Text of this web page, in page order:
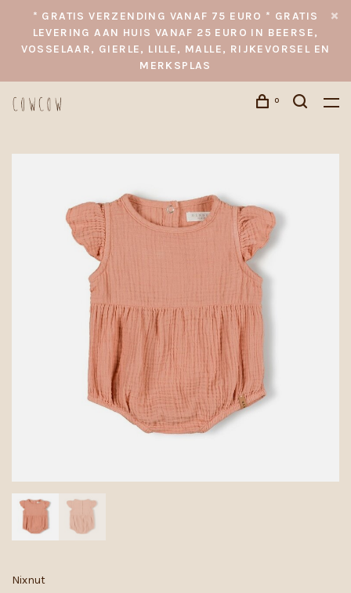
* GRATIS VERZENDING VANAF 75 EURO * GRATIS
LEVERING AAN HUIS VANAF 25 EURO IN BEERSE,
VOSSELAAR, GIERLE, LILLE, MALLE, RIJKEVORSEL EN
MERKSPLAS
0
Nixnut